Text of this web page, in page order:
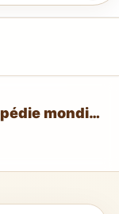
Visite de membres de l'Encyclopédie mondiale Qubedia à la municipalité de la province orientale